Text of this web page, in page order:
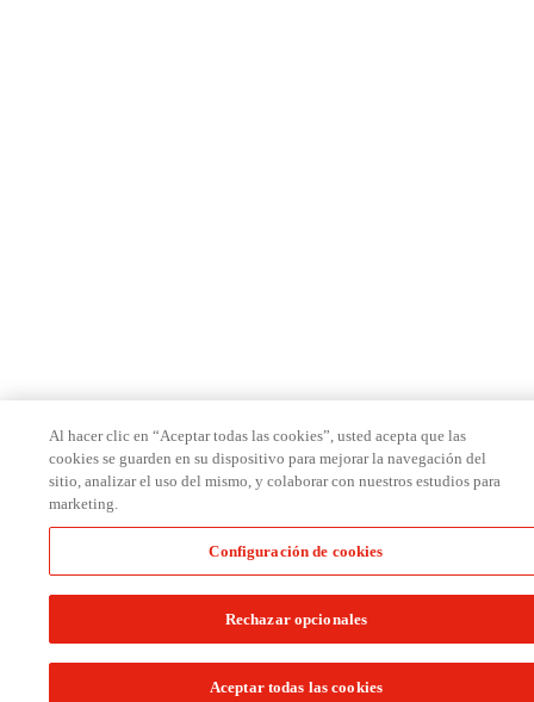
Al hacer clic en “Aceptar todas las cookies”, usted acepta que las
cookies se guarden en su dispositivo para mejorar la navegación del
sitio, analizar el uso del mismo, y colaborar con nuestros estudios para
marketing.
Configuración de cookies
Rechazar opcionales
Aceptar todas las cookies